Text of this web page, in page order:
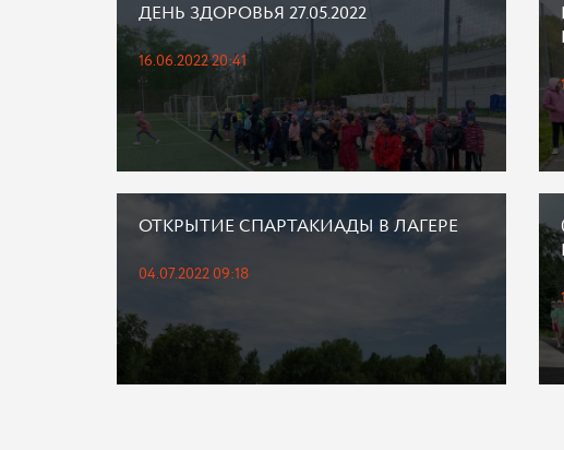
ДЕНЬ ЗДОРОВЬЯ 27.05.2022
16.06.2022 20:41
ОТКРЫТИЕ СПАРТАКИАДЫ В ЛАГЕРЕ
04.07.2022 09:18